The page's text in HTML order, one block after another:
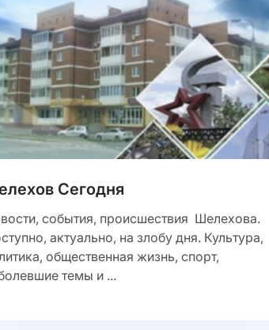
Сегодня
события, происшествия Шелехова.
актуально, на злобу дня. Культура,
общественная жизнь, спорт,
темы и ...